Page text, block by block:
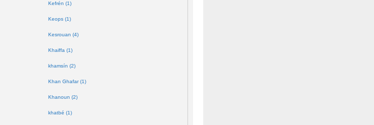
Kefrén (1)
Keops (1)
Kesrouan (4)
Khaiffa (1)
khamsín (2)
Khan Ghafar (1)
Khanoun (2)
khatbé (1)